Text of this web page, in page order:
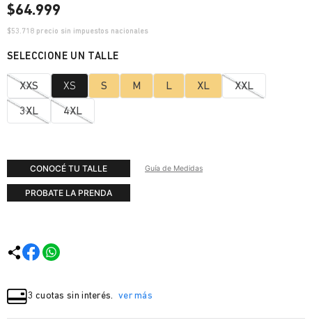
$64.999
$53.718 precio sin impuestos nacionales
XXS XS S M L XL XXL
3XL 4XL
CONOCÉ TU TALLE Guía de Medidas
PROBATE LA PRENDA
3 cuotas sin interés. ver más